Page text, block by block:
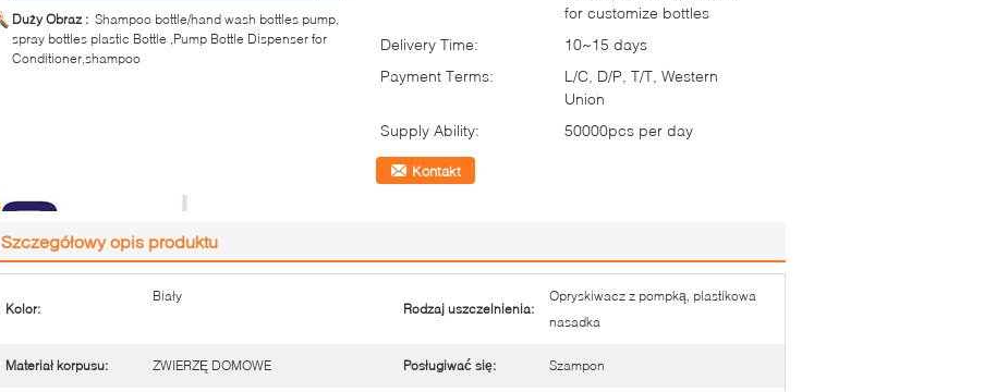
Duży Obraz : Shampoo bottle/hand wash bottles pump,
spray bottles plastic Bottle ,Pump Bottle Dispenser for
Conditioner,shampoo
for customize bottles
Delivery Time:
10~15 days
Payment Terms:
L/C, D/P, T/T, Western
Union
Supply Ability:
50000pcs per day
Kontakt
Szczegółowy opis produktu
Kolor:
Biały
Rodzaj uszczelnienia:
Opryskiwacz z pompką, plastikowa
nasadka
Materiał korpusu: ZWIERZĘ DOMOWE Posługiwać się: Szampon